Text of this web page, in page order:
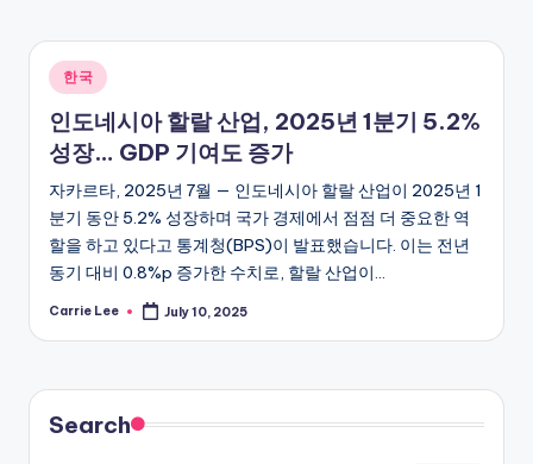
e
.
c
o
m
Posted
in
한국
인도네시아 할랄 산업, 2025년 1분기 5.2%
성장… GDP 기여도 증가
자카르타, 2025년 7월 — 인도네시아 할랄 산업이 2025년 1
분기 동안 5.2% 성장하며 국가 경제에서 점점 더 중요한 역
할을 하고 있다고 통계청(BPS)이 발표했습니다. 이는 전년
동기 대비 0.8%p 증가한 수치로, 할랄 산업이…
Posted
Carrie Lee July 10, 2025
Search